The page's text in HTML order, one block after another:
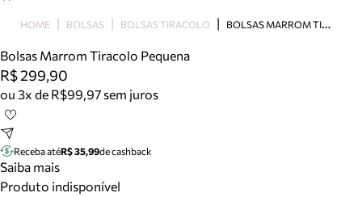
Bolsa
Tamanco
Tênis
Mule
Tire dúvidas sobre pedidos, devoluções e mais.
Meus pedidos
HOME BOLSAS BOLSAS TIRACOLO B
OLSAS MARROM TIRACOLO PEQUENA
Bolsas Marrom Tiracolo Pequena
R$ 299,90
ou 3x de R$99,97 sem juros
Receba atéR$ 35,99de cashback
Saiba mais
Produto indisponível